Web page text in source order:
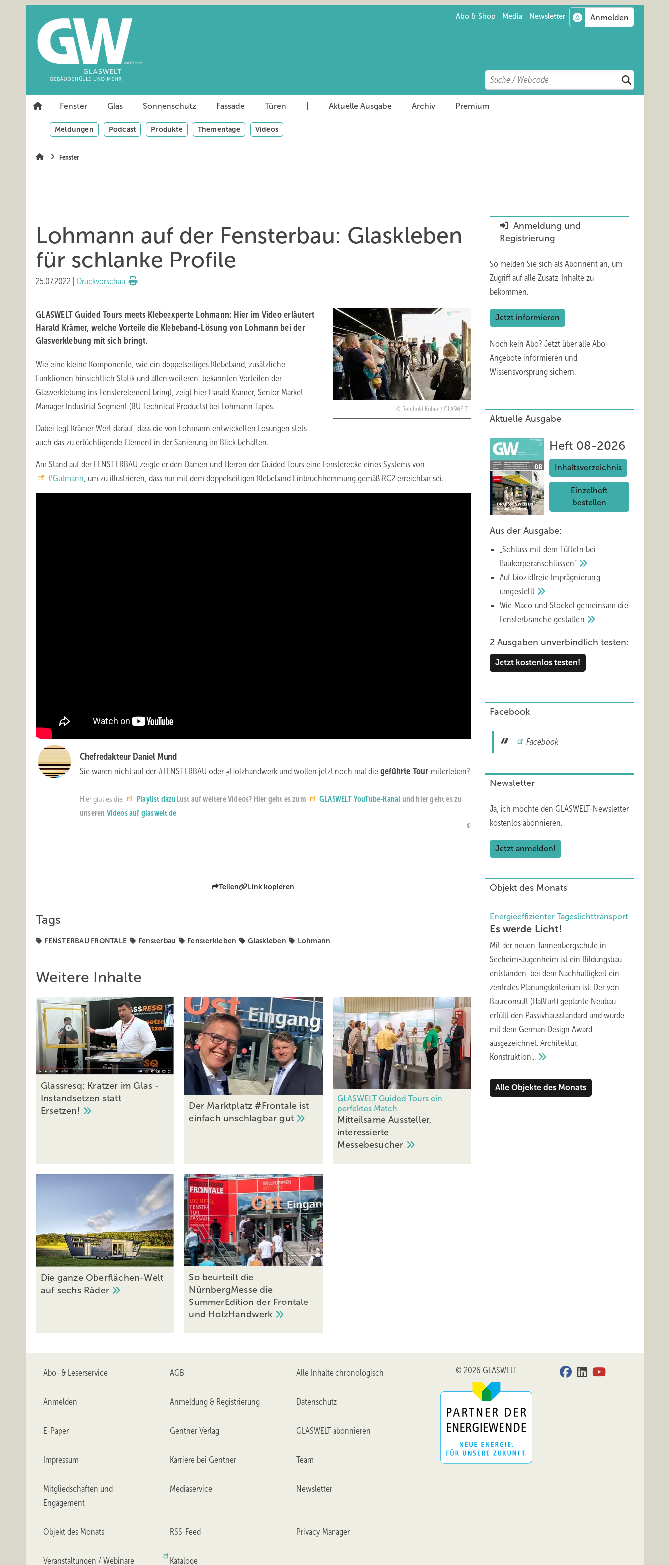
Abo & Shop Media Newsletter
Search
Suchen
Fenster Glas Sonnenschutz Fassade Türen Aktuelle Ausgabe Archiv Premium
Meldungen Podcast Produkte Thementage Videos
Fenster
Lohmann auf der Fensterbau: Glaskleben
für schlanke Profile
25.07.2022 Druckvorschau
Reinhold Kober / GLASWELT
GLASWELT Guided Tours meets Klebeexperte Lohmann: Hier im Video erläutert
Harald Krämer, welche Vorteile die Klebeband-Lösung von Lohmann bei der
Glasverklebung mit sich bringt.
Wie eine kleine Komponente, wie ein doppelseitiges Klebeband, zusätzliche
Funktionen hinsichtlich Statik und allen weiteren, bekannten Vorteilen der
Glasverklebung ins Fensterelement bringt, zeigt hier Harald Krämer, Senior Market
Manager Industrial Segment (BU Technical Products) bei Lohmann Tapes.
Dabei legt Krämer Wert darauf, dass die von Lohmann entwickelten Lösungen stets
auch das zu ertüchtigende Element in der Sanierung im Blick behalten.
Am Stand auf der FENSTERBAU zeigte er den Damen und Herren der Guided Tours eine Fensterecke eines Systems von
#Gutmann, um zu illustrieren, dass nur mit dem doppelseitigen Klebeband Einbruchhemmung gemäß RC2 erreichbar sei.
Chefredakteur Daniel Mund
Sie waren nicht auf der #FENSTERBAU oder #Holzhandwerk und wollen jetzt noch mal die geführte Tour miterleben?
Hier gibt es die Playlist dazu Lust auf weitere Videos? Hier geht es zum GLASWELT YouTube-Kanal und hier geht es zu
unseren Videos auf glaswelt.de
Teilen Link kopieren
Tags
FENSTERBAU FRONTALE Fensterbau Fensterkleben Glaskleben Lohmann
Weitere Inhalte
Glassresq: Kratzer im Glas -
Instandsetzen statt
Ersetzen!
Der Marktplatz #Frontale ist
einfach unschlagbargut
GLASWELT Guided Tours ein
perfektes Match
Mitteilsame Aussteller,
interessierte
Messebesucher
Die ganze Oberflächen-Welt
auf sechs Räder
So beurteilt die
NürnbergMesse die
SummerEdition der Frontale
und HolzHandwerk
Anmeldung und
Registrierung
So melden Sie sich als Abonnent an, um
Zugriff auf alle Zusatz-Inhalte zu
bekommen.
Jetzt informieren
Noch kein Abo? Jetzt über alle Abo-
Angebote informieren und
Wissensvorsprung sichern.
Aktuelle Ausgabe
Heft 08-2026
Inhaltsverzeichnis
Einzelheft
bestellen
Aus der Ausgabe:
„Schluss mit d em Tüfteln bei
Baukörperanschlüssen“
Auf biozidfreie Imprägnierung
umgestellt
Wie Maco und Stöckel gemeinsam die
Fensterbranche gestalten
2 Ausgaben unverbindlich testen:
Jetzt kostenlos testen!
Facebook
Facebook
Newsletter
Ja, ich möchte den GLASWELT-Newsletter
kostenlos abonnieren.
Jetzt anmelden!
Objekt des Monats
Energieeffizienter Tageslichttransport
Es werde Licht!
Mit der neuen Tannenbergschule in
Seeheim-Jugenheim ist ein Bildungsbau
entstanden, bei dem Nachhaltigkeit ein
zentrales Planungskriterium ist. Der von
Baurconsult (Haßfurt) geplante Neubau
erfüllt den Passivhausstandard und wurde
mit dem German Design Award
ausgezeichnet. Architektur,
Konstruktion...
Alle Objekte des Monats
Abo- & Leserservice AGB Alle Inhalte chronologisch
Anmelden Anmeldung & Registrierung Datenschutz
E-Paper Gentner Verlag GLASWELT abonnieren
Impressum Karriere bei Gentner Team
Mitgliedschaften und
Engagement
Mediaservice Newsletter
Objekt des Monats RSS-Feed Privacy Manager
Veranstaltungen / Webinare Kataloge
© 2026 GLASWELT